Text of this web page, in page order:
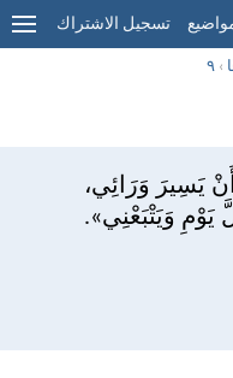
تسجيل الاشتراك
›٩
يَسِيرَ وَرَائِي،
يَوْمِ وَيَتْبَعْنِي».